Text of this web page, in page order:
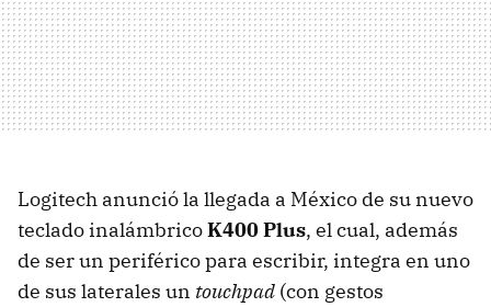
Logitech anunció la llegada a México de su nuevo
teclado inalámbricoK400 Plus, el cual, además
de ser un periférico para escribir, integra en uno
de sus laterales un touchpad (con gestos